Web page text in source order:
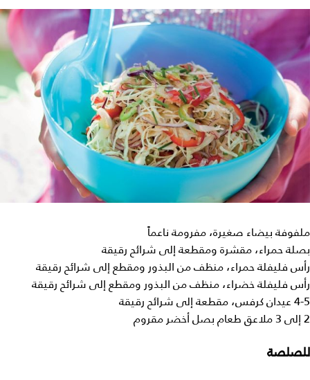
ملفوفة بيضاء صغيرة، مفرومة ناعماً
بصلة حمراء، مقشرة ومقطعة إلى شرائح رقيقة
رأس فليفلة حمراء، منظف من البذور ومقطع إلى شرائح رقيقة
رأس فليفلة خضراء، منظف من البذور ومقطع إلى شرائح رقيقة
4-5 عيدان كرفس، مقطعة إلى شرائح رقيقة
2 إلى 3 ملاعق طعام بصل أخضر مقروم
للصلصة